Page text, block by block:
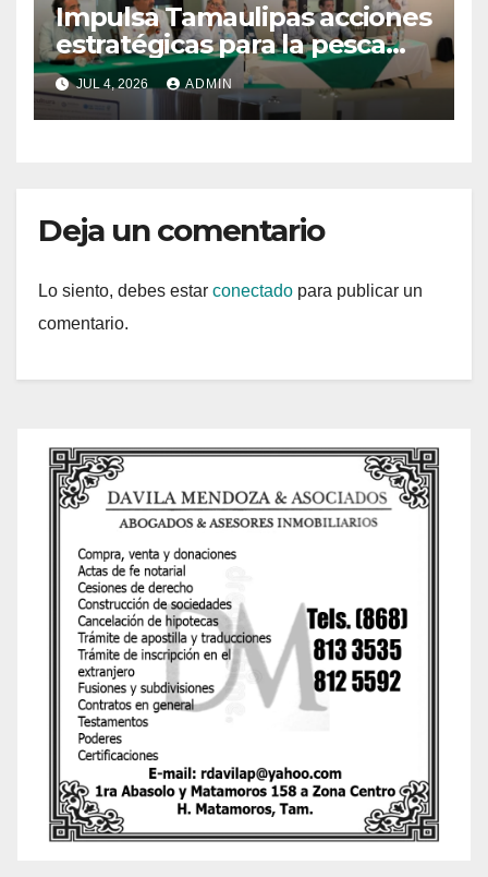
Impulsa Tamaulipas acciones
estratégicas para la pesca
sustentable del camarón
JUL 4, 2026 ADMIN
Deja un comentario
Lo siento, debes estar conectado para publicar un
comentario.